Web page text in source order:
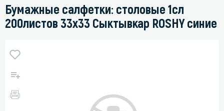
Бумажные салфетки: столовые 1сл
200листов 33х33 Сыктывкар ROSHY синие